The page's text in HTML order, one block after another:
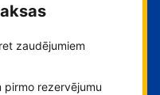
zaudējumiem
pirmo rezervējumu